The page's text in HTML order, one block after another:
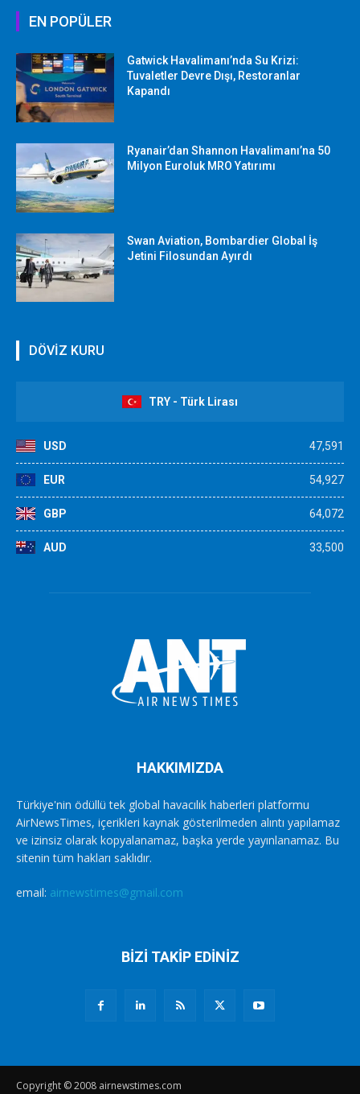
EN POPÜLER
Gatwick Havalimanı’nda Su Krizi:
Tuvaletler Devre Dışı, Restoranlar
Kapandı
Ryanair’dan Shannon Havalimanı’na 50
Milyon Euroluk MRO Yatırımı
Swan Aviation, Bombardier Global İş
Jetini Filosundan Ayırdı
DÖVİZ KURU
TRY - Türk Lirası
USD 47,591
EUR 54,927
GBP 64,072
AUD 33,500
HAKKIMIZDA
Türkiye'nin ödüllü tek global havacılık haberleri platformu
AirNewsTimes, içerikleri kaynak gösterilmeden alıntı yapılamaz
ve izinsiz olarak kopyalanamaz, başka yerde yayınlanamaz. Bu
sitenin tüm hakları saklıdır.
email: airnewstimes@gmail.com
BİZİ TAKİP EDİNİZ
Copyright © 2008 airnewstimes.com